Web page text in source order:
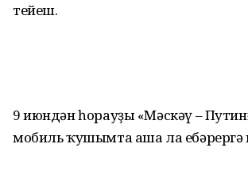
тейеш.
9 июндән һорауҙы «Мәскәү –
мобиль ҡушымта аша ла ебәрергә